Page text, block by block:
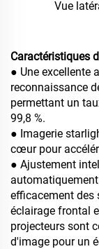
Vue
Caractéristiques
● Une excellente
reconnaissance
permettant un
99,8 %.
● Imagerie
cœur pour
● Ajustement
efficacement des
éclairage frontal
projecteurs sont
d'image pour un